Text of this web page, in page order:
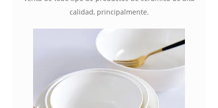
calidad, principalmente.